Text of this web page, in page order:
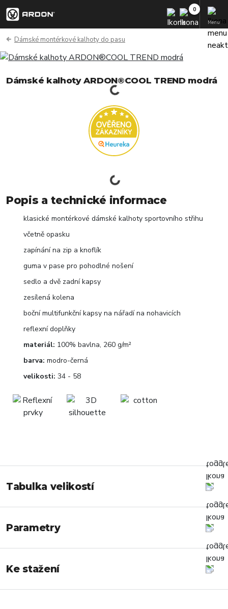
Menu
Dámské montérkové kalhoty do pasu
Dámské kalhoty ARDON®COOL TREND modrá
Popis a technické informace
klasické montérkové dámské kalhoty sportovního střihu
včetně opasku
zapínání na zip a knoflík
guma v pase pro pohodlné nošení
sedlo a dvě zadní kapsy
zesílená kolena
boční multifunkční kapsy na nářadí na nohavicích
reflexní doplňky
materiál: 100% bavlna, 260 g/m²
barva: modro-černá
velikosti: 34 - 58
Tabulka velikostí
Parametry
Ke stažení